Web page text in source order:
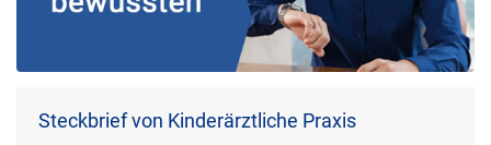
Steckbrief von Kinderärztliche Praxis